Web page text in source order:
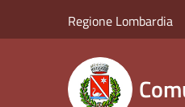
Regione Lombardia